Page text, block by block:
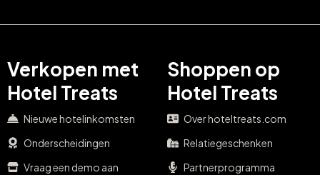
Verkopen met
Hotel Treats
Nieuwe hotelinkomsten
Onderscheidingen
Vraag een demo aan
Shoppen op
Hotel Treats
Over hoteltreats.com
Relatiegeschenken
Partnerprogramma